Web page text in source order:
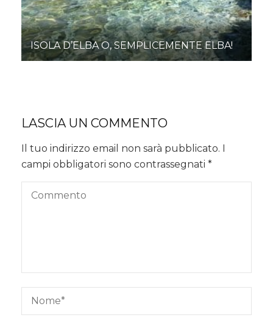
ISOLA D’ELBA O, SEMPLICEMENTE ELBA!
LASCIA UN COMMENTO
Il tuo indirizzo email non sarà pubblicato.
campi obbligatori sono contrassegnati *